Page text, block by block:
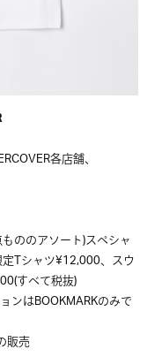
各店舗、
ののアソート)スペシャ
Tシャツ¥12,000、スウ
すべて税抜)
ンはBOOKMARKのみで
販売